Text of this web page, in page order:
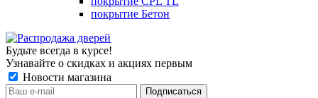
покрытие Бетон
Будьте всегда в курсе!
Узнавайте о скидках и акциях первым
Новости магазина